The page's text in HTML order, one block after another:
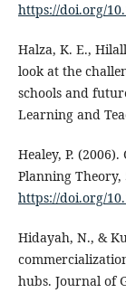
https://doi.org/
Halza, K. E.,
look at the
schools and
Learning and
Healey, P.
Planning Theory,
https://doi.org/
Hidayah, N., &
hubs. Journal of